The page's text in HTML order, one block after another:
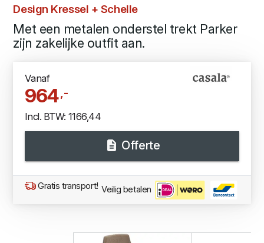
Design Kressel + Schelle
Met een metalen onderstel trekt Parker
zijn zakelijke outfit aan.
Vanaf
964,-
Incl. BTW: 1166,44
Offerte
Gratis transport! Veilig betalen